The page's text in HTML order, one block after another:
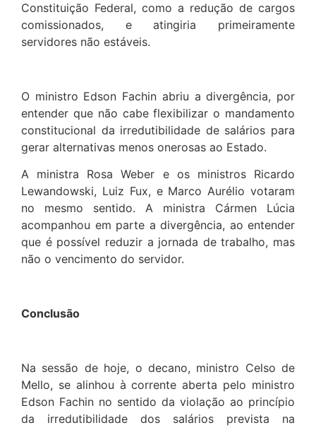
Constituição Federal, como a redução de cargos
comissionados, e atingiria primeiramente
servidores não estáveis.
O ministro Edson Fachin abriu a divergência, por
entender que não cabe flexibilizar o mandamento
constitucional da irredutibilidade de salários para
gerar alternativas menos onerosas ao Estado.
A ministra Rosa Weber e os ministros Ricardo
Lewandowski, Luiz Fux, e Marco Aurélio votaram
no mesmo sentido. A ministra Cármen Lúcia
acompanhou em parte a divergência, ao entender
que é possível reduzir a jornada de trabalho, mas
não o vencimento do servidor.
Conclusão
Na sessão de hoje, o decano, ministro Celso de
Mello, se alinhou à corrente aberta pelo ministro
Edson Fachin no sentido da violação ao princípio
da irredutibilidade dos salários prevista na